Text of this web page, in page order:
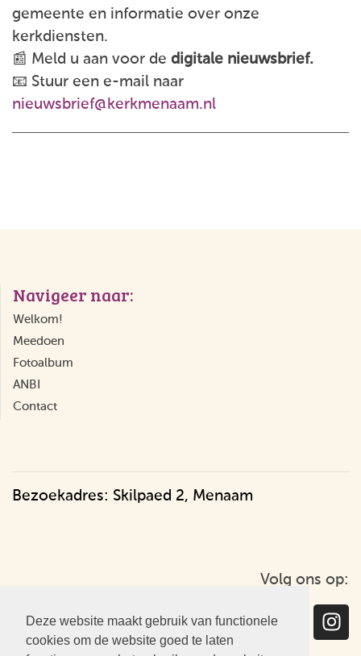
Deze website maakt gebruik van functionele
cookies om de website goed te laten
gemeente en informatie over onze
kerkdiensten.
📰 Meld u aan voor de digitale nieuwsbrief.
📧 Stuur een e-mail naar
nieuwsbrief@kerkmenaam.nl
Navigeer naar:
Welkom!
Meedoen
Fotoalbum
ANBI
Contact
Bezoekadres: Skilpaed 2, Menaam
Volg ons op: